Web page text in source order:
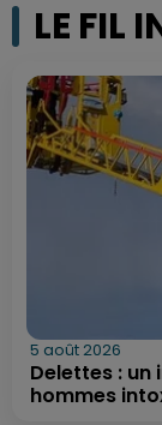
LE FIL
5 août 2026
Delettes : un
hommes